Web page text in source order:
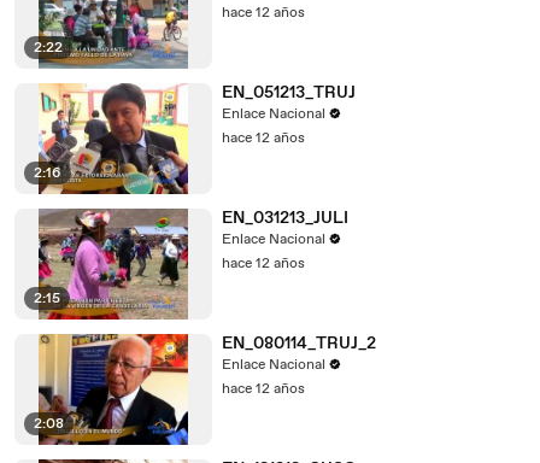
2:22
hace 12 años
2:16
EN_051213_TRUJ
Enlace Nacional
hace 12 años
2:15
EN_031213_JULI
Enlace Nacional
hace 12 años
2:08
EN_080114_TRUJ_2
Enlace Nacional
hace 12 años